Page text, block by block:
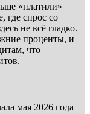
«платили»
где спрос со
не всё гладко.
проценты, и
что
мая 2026 года